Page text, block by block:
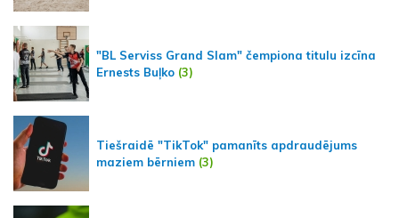
"BL Serviss Grand Slam" čempiona titulu izcīna
Ernests Buļko (3)
Tiešraidē "TikTok" pamanīts apdraudējums
maziem bērniem (3)